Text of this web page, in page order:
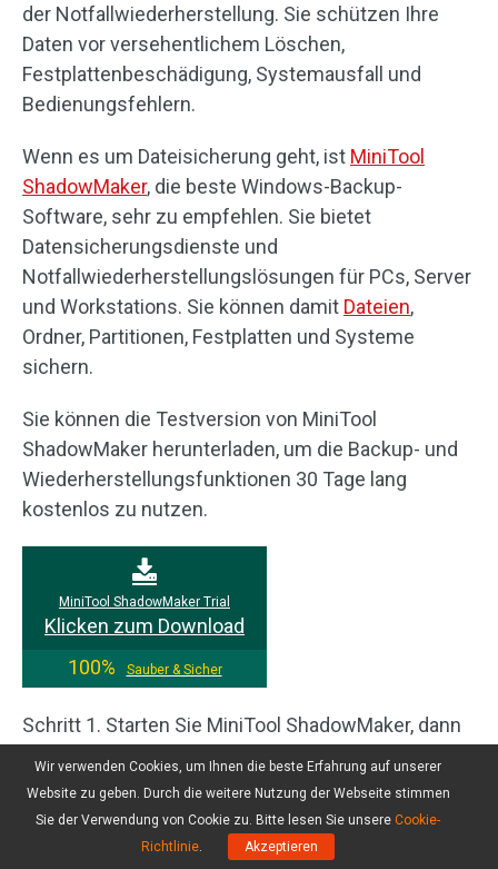
der Notfallwiederherstellung. Sie schützen Ihre
Daten vor versehentlichem Löschen,
Festplattenbeschädigung, Systemausfall und
Bedienungsfehlern.
Wenn es um Dateisicherung geht, ist MiniTool
ShadowMaker, die beste Windows-Backup-
Software, sehr zu empfehlen. Sie bietet
Datensicherungsdienste und
Notfallwiederherstellungslösungen für PCs, Server
und Workstations. Sie können damit Dateien,
Ordner, Partitionen, Festplatten und Systeme
sichern.
Sie können die Testversion von MiniTool
ShadowMaker herunterladen, um die Backup- und
Wiederherstellungsfunktionen 30 Tage lang
kostenlos zu nutzen.
MiniTool ShadowMaker Trial
Klicken zum Download
100%
Sauber & Sicher
Schritt 1. Starten Sie MiniTool ShadowMaker, dann
klicken Sie auf Testversion beibehalten
, um
fortzufahren.
Schritt 2. Gehen Sie zur Registerkarte
Wir verwenden Cookies, um Ihnen die beste Erfahrung auf unserer
Website zu geben. Durch die weitere Nutzung der Webseite stimmen
Sie der Verwendung von Cookie zu. Bitte lesen Sie unsere Cookie-
Richtlinie. Akzeptieren